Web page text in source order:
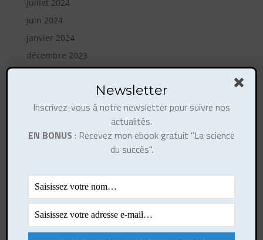
juillet 2024
juin 2024
janvier 2024
décembre 2023
avril 2023
mai 2022
janvier 2022
janvier 2021
mai 2020
Newsletter
Inscrivez-vous à notre newsletter pour suivre nos
actualités.
EN BONUS : Recevez mon ebook gratuit "La science
du succès".